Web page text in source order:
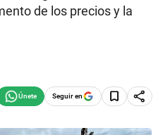
de los precios y la
Seguir en